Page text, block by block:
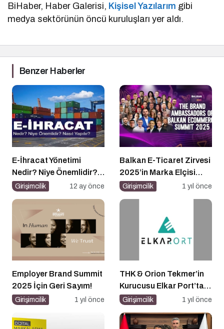
BiHaber, Haber Galerisi, Kişisel Yazılarım gibi
medya sektörünün öncü kuruluşları yer aldı.
Benzer Haberler
E-İhracat Yönetimi
Nedir? Niye Önemlidir?
Nasıl Yapılır?
Girişimcilik 12 ay önce
Balkan E-Ticaret Zirvesi
2025’in Marka Elçisi
Belli Oldu
Girişimcilik 1 yıl önce
Employer Brand Summit
2025 İçin Geri Sayım!
Girişimcilik 1 yıl önce
THK & Orion Tekmer’in
Kurucusu Elkar Port’tan
Savunma Sanayii
Electronics’e Stratejik
Girişimcilik 1 yıl önce